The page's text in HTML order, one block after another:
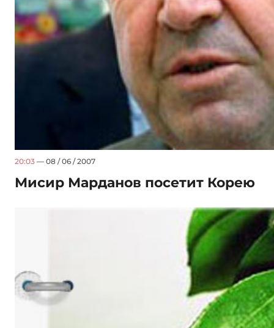
20:03 — 08 / 06 / 2007
Мисир Марданов посетит Корею